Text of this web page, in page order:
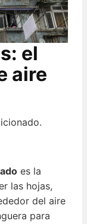
el
aire
es la
las hojas,
del aire
para